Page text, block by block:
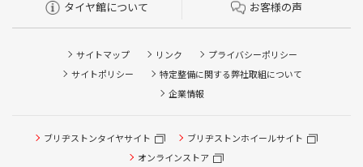
タイヤ館について お客様の声
サイトマップ リンク
プライバシーポリシー
サイトポリシー
特定整備に関する弊社取組について
企業情報
ブリヂストンタイヤサイト
ブリヂストンホイールサイト
オンラインストア
タイヤ点検・安全点検/タイヤ履き替え/オイル交換/その他
ピット作業の予約